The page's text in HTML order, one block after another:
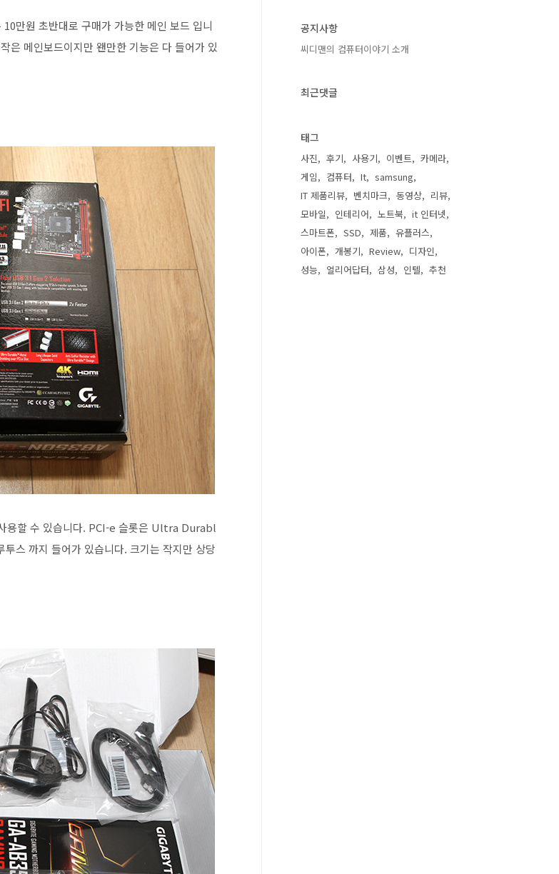
만원 초반대로 구매가 가능한 메인 보드 입니
은 메인보드이지만 왠만한 기능은 다 들어가 있
용할 수 있습니다. PCI-e 슬롯은 Ultra Durabl
스 까지 들어가 있습니다. 크기는 작지만 상당
공지사항
씨디맨의 컴퓨터이야기 소개
최근댓글
태그
사진 후기 사용기 이벤트
카메라
게임
컴퓨터 It
samsung
IT 제품리뷰
벤치마크 동영상
리뷰
모바일
인테리어 노트북
it 인터넷
스마트폰
SSD 제품
유플러스
아이폰
개봉기 Review
디자인
성능
얼리어답터 삼성 인텔 추천